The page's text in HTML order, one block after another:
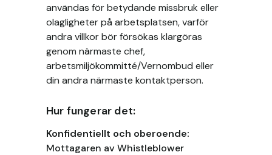
användas för betydande missbruk eller
olagligheter på arbetsplatsen, varför
andra villkor bör försökas klargöras
genom närmaste chef,
arbetsmiljökommitté/Vernombud eller
din andra närmaste kontaktperson.
Hur fungerar det:
Konfidentiellt och oberoende:
Mottagaren av Whistleblower